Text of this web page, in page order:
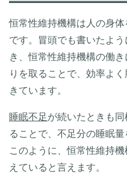
恒常性維持機構は人の身
です。冒頭でも書いたよ
き、恒常性維持機構の働
りを取ることで、効率よ
きています。
睡眠不足が続いたときも
ることで、不足分の睡眠
このように、恒常性維持
えていると言えます。